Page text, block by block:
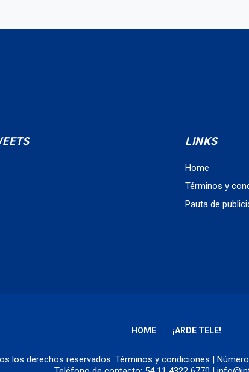
LINKS
Home
Términos y
Pauta de
HOME ¡ARDE TELE!
los derechos reservados. Términos y condiciones |